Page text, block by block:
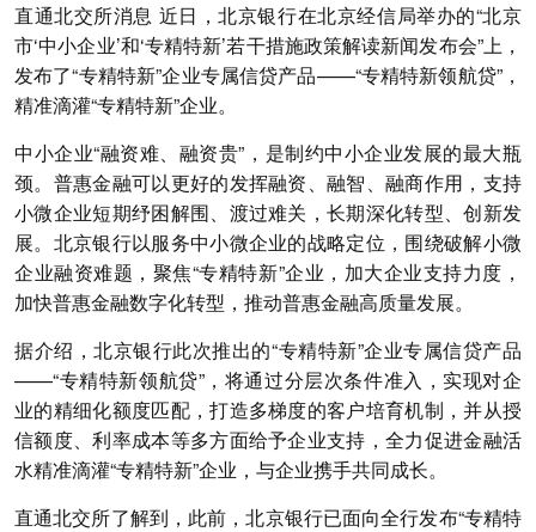
直通北交所消息 近日，北京银行在北京经信局举办的“北京
市‘中小企业’和‘专精特新’若干措施政策解读新闻发布会”上，
发布了“专精特新”企业专属信贷产品——“专精特新领航贷”，
精准滴灌“专精特新”企业。
中小企业“融资难、融资贵”，是制约中小企业发展的最大瓶
颈。普惠金融可以更好的发挥融资、融智、融商作用，支持
小微企业短期纾困解围、渡过难关，长期深化转型、创新发
展。北京银行以服务中小微企业的战略定位，围绕破解小微
企业融资难题，聚焦“专精特新”企业，加大企业支持力度，
加快普惠金融数字化转型，推动普惠金融高质量发展。
据介绍，北京银行此次推出的“专精特新”企业专属信贷产品
——“专精特新领航贷”，将通过分层次条件准入，实现对企
业的精细化额度匹配，打造多梯度的客户培育机制，并从授
信额度、利率成本等多方面给予企业支持，全力促进金融活
水精准滴灌“专精特新”企业，与企业携手共同成长。
直通北交所了解到，此前，北京银行已面向全行发布“专精特